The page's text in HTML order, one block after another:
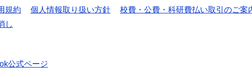
規約 個人情報取り扱い方針 校費・公費・科研費払い取引のご案
し
公式ページ